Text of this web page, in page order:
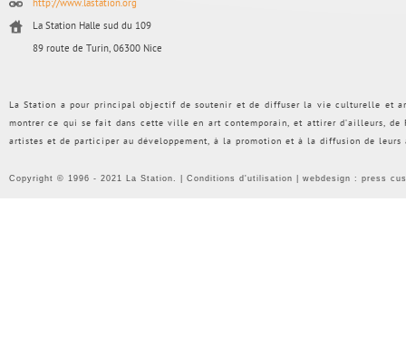
http://www.lastation.org
La Station Halle sud du 109
89 route de Turin, 06300 Nice
La Station a pour principal objectif de soutenir et de diffuser la vie culturelle et
montrer ce qui se fait dans cette ville en art contemporain, et attirer d’ailleurs, de
artistes et de participer au développement, à la promotion et à la diffusion de
Copyright © 1996 - 2021 La Station. | Conditions d'utilisation | webdesign : press